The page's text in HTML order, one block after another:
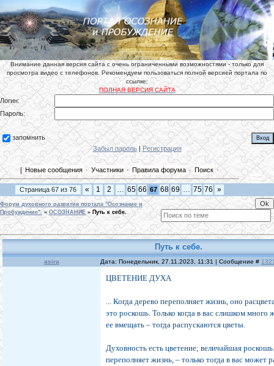
Внимание данная версия сайта с очень ограниченными возможностями - только для
просмотра видео с телефонов. Рекомендуем пользоваться полной версией портала по
ссылке:
ПОЛНАЯ ВЕРСИЯ САЙТА
Логин:
Пароль:
запомнить
Забыл пароль| Регистрация
[ Новые сообщения · Участники · Правила форума · Поиск·
Страница 67 из 76 « 1 2 … 65 66 67 68 69 … 75 76 »
Форум духовного развития портала "Осознание и
Пробуждение". » ОСОЗНАНИЕ » Путь к себе.
Путь к себе.
asira Дата: Понедельник, 27.11.2023, 11:31 | Сообщение #
ЦВЕТЕНИЕ ДУХА
... Когда дерево переполняет жизнь, оно
это роскошь. Только когда в вас слишком
ее вмещать – тогда распускаются цветы.
Духовность есть цветение; величайшая
переполняет жизнь, – только тогда в вас может